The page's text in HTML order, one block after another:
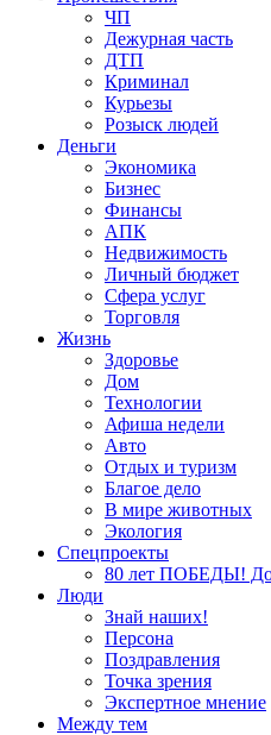
ЧП
Дежурная часть
ДТП
Криминал
Курьезы
Розыск людей
Деньги
Экономика
Бизнес
Финансы
АПК
Недвижимость
Личный бюджет
Сфера услуг
Торговля
Жизнь
Здоровье
Дом
Технологии
Афиша недели
Авто
Отдых и туризм
Благое дело
В мире животных
Экология
Спецпроекты
80 лет ПОБЕДЫ!
Люди
Знай наших!
Персона
Поздравления
Точка зрения
Экспертное мнение
Между тем